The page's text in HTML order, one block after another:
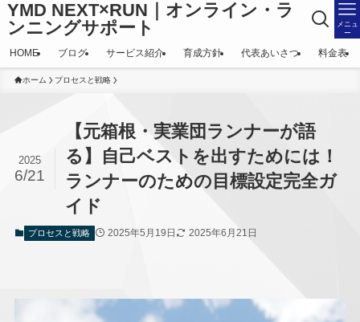
YMD NEXT×RUN｜オンライン・ラ
ンニングサポート
メニュ
ー
HOME ブログ サービス紹介 育成方針 代表あいさつ 料金表
ホーム プロセスと戦略
【元箱根・実業団ランナーが語
る】自己ベストを出すためには！
ランナーのための目標設定完全ガ
イド
2025
6/21
プロセスと戦略 2025年5月19日 2025年6月21日